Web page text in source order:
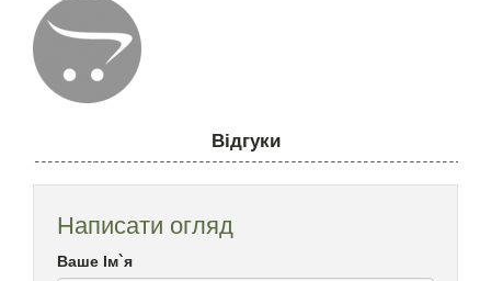
Відгуки
Написати огляд
Ваше Ім`я